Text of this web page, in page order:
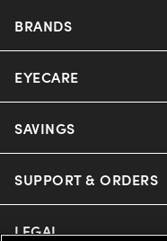
BRANDS
Nuance Audio
Ray-Ban
Oakley
EYECARE
Our Eyeglasses
Our Sunglasses
Our Contact Lenses
SAVINGS
Offers & Discount
Insurance
SUPPORT & ORDERS
Help Center
LEGAL